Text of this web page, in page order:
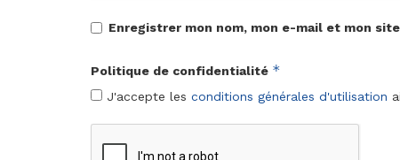
Enregistrer mon nom, mon e-mail et mon
Politique de confidentialité *
J'accepte les conditions générales d'utilisation